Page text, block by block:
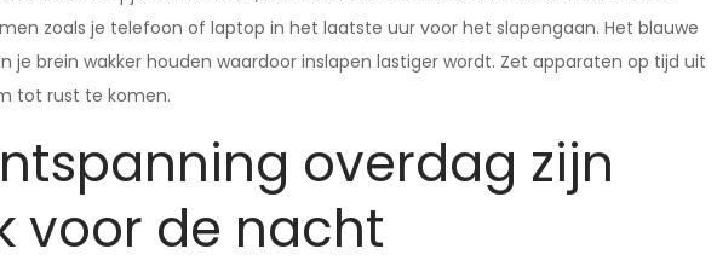
zoals je telefoon of laptop in het laatste uur voor het slapengaan. Het blauwe
je brein wakker houden waardoor inslapen lastiger wordt. Zet apparaten op tijd uit
tot rust te komen.
overdag zijn
voor de nacht